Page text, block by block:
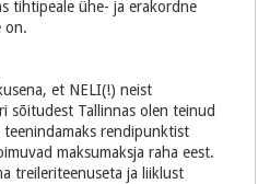
tihtipeale ühe- ja erakordne
on.
et NELI(!) neist
sõitudest Tallinnas olen teinud
rendipunktist
maksumaksja raha eest.
treileriteenuseta ja liiklust